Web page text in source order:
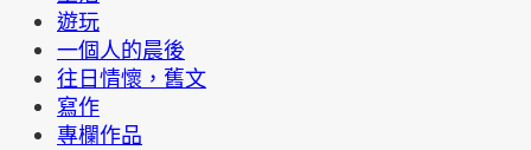
遊玩
一個人的晨後
往日情懷，舊文
寫作
專欄作品